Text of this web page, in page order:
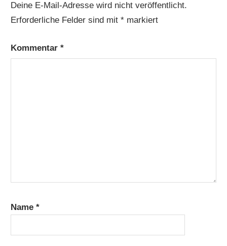
Deine E-Mail-Adresse wird nicht veröffentlicht.
Erforderliche Felder sind mit* markiert
Kommentar*
Name*